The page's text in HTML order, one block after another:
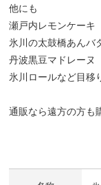
他にも
瀬戸内レモンケーキ
氷川の太鼓橋あんバ
丹波黒豆マドレーヌ
氷川ロールなど目移
通販なら遠方の方も